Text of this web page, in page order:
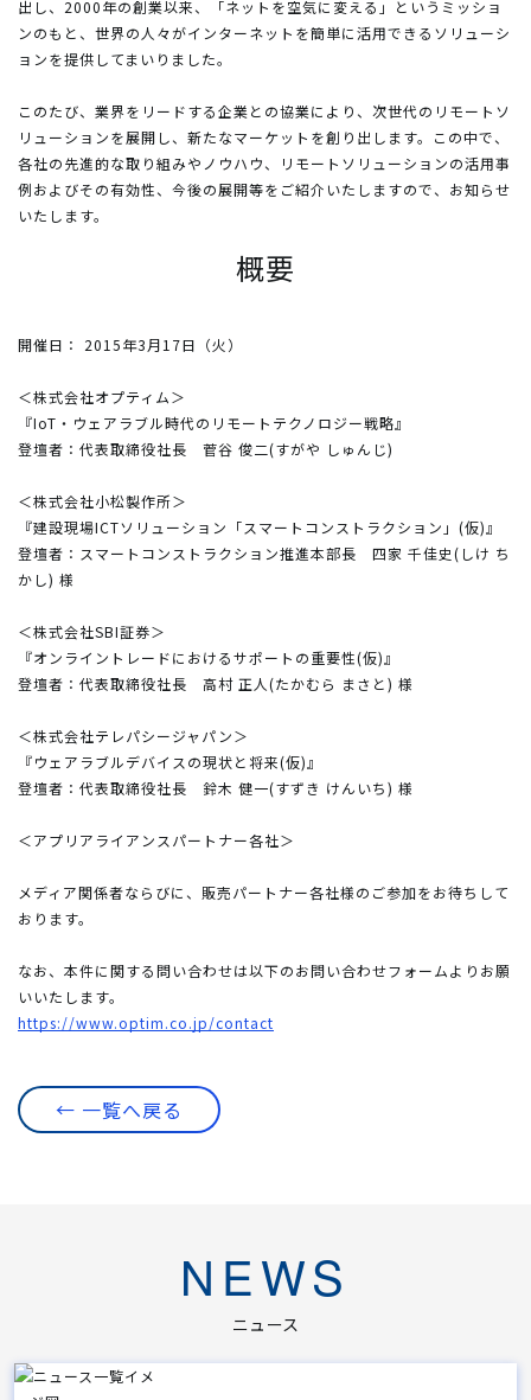
出し、2000年の創業以来、「ネットを空気に変える」というミッショ
ンのもと、世界の人々がインターネットを簡単に活用できるソリューシ
ョンを提供してまいりました。
このたび、業界をリードする企業との協業により、次世代のリモートソ
リューションを展開し、新たなマーケットを創り出します。この中で、
各社の先進的な取り組みやノウハウ、リモートソリューションの活用事
例およびその有効性、今後の展開等をご紹介いたしますので、お知らせ
いたします。
概要
開催日： 2015年3月17日（火）
＜株式会社オプティム＞
『IoT・ウェアラブル時代のリモートテクノロジー戦略』
登壇者：代表取締役社長 菅谷 俊二(すがや しゅんじ)
＜株式会社小松製作所＞
『建設現場ICTソリューション「スマートコンストラクション」(仮)』
登壇者：スマートコンストラクション推進本部長 四家 千佳史(しけ ち
かし) 様
＜株式会社SBI証券＞
『オンライントレードにおけるサポートの重要性(仮)』
登壇者：代表取締役社長 高村 正人(たかむら まさと) 様
＜株式会社テレパシージャパン＞
『ウェアラブルデバイスの現状と将来(仮)』
登壇者：代表取締役社長 鈴木 健一(すずき けんいち) 様
＜アプリアライアンスパートナー各社＞
メディア関係者ならびに、販売パートナー各社様のご参加をお待ちして
おります。
なお、本件に関する問い合わせは以下のお問い合わせフォームよりお願
いいたします。
https://www.optim.co.jp/contact
← 一覧へ戻る
NEWS
ニュース